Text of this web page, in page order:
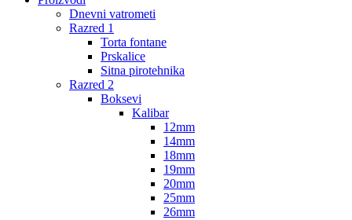
Dnevni vatrometi
Razred 1
Torta fontane
Prskalice
Sitna pirotehnika
Razred 2
Boksevi
Kalibar
12mm
14mm
18mm
19mm
20mm
25mm
26mm